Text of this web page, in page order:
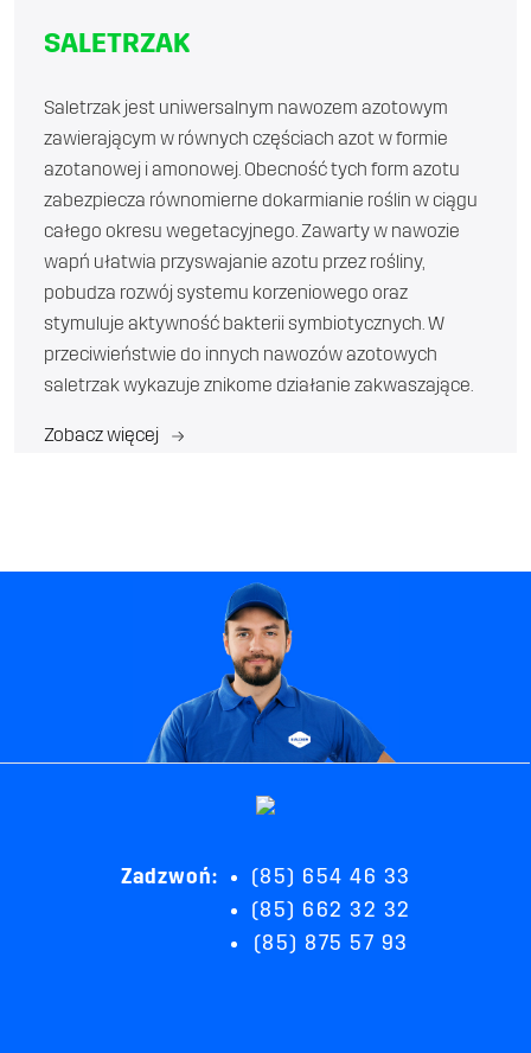
SALETRZAK
Saletrzak jest uniwersalnym nawozem azotowym
zawierającym w równych częściach azot w formie
azotanowej i amonowej. Obecność tych form azotu
zabezpiecza równomierne dokarmianie roślin w ciągu
całego okresu wegetacyjnego. Zawarty w nawozie
wapń ułatwia przyswajanie azotu przez rośliny,
pobudza rozwój systemu korzeniowego oraz
stymuluje aktywność bakterii symbiotycznych. W
przeciwieństwie do innych nawozów azotowych
saletrzak wykazuje znikome działanie zakwaszające.
Zobacz więcej
Zadzwoń:
(85) 654 46 33
(85) 662 32 32
(85) 875 57 93